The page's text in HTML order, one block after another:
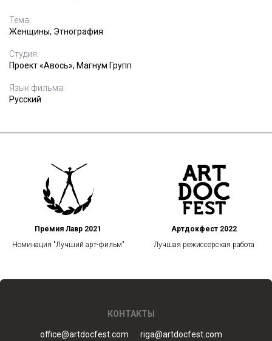
Тема:
Женщины, Этнография
Студия:
Проект «Авось», Магнум Групп
Язык фильма:
Русский
Премия Лавр 2021
Номинация "Лучший арт-фильм"
Артдокфест 2022
Лучшая режиссерская работа
КОНТАКТЫ
office@artdocfest.com riga@artdocfest.com